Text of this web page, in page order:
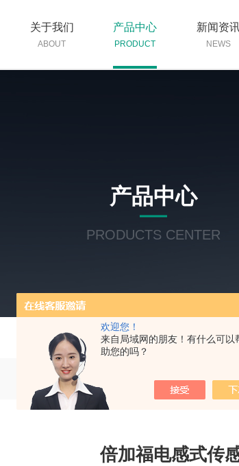
欢迎您！
来自局域网的朋友！有什么可以
助您的吗？
关于我们
ABOUT
产品中心
PRODUCT
新闻资
NEWS
产品中心
PRODUCTS CENTER
当前位置：首页 产品中心
倍加福电感式传